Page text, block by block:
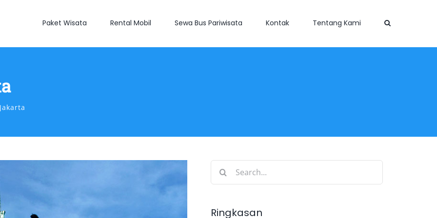
Paket Wisata Rental Mobil Sewa Bus Pariwisata Kontak Tentang Kami
Search
Ringkasan